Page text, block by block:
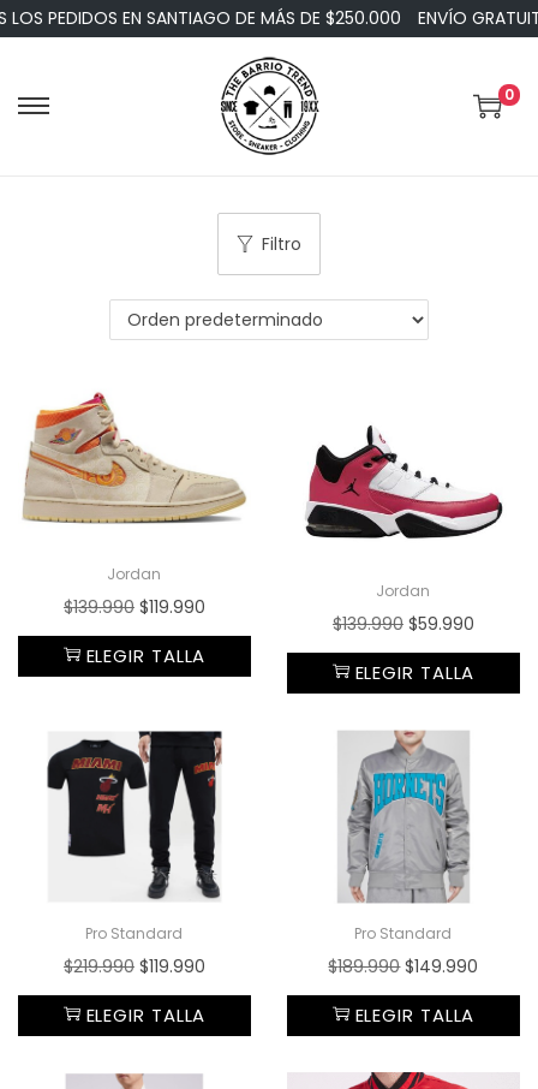
PEDIDOS EN SANTIAGO DE MÁS DE $250.000 ENVÍO
0
Filtro
Jordan
$139.990 $119.990
ELEGIR TALLA
Jordan
$139.990 $59.990
ELEGIR TALLA
Pro Standard
$219.990 $119.990
ELEGIR TALLA
Pro Standard
$189.990 $149.990
ELEGIR TALLA